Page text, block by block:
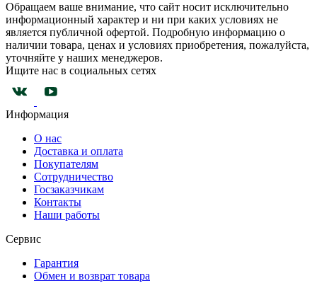
Обращаем ваше внимание, что сайт носит исключительно
информационный характер и ни при каких условиях не
является публичной офертой. Подробную информацию о
наличии товара, ценах и условиях приобретения, пожалуйста,
уточняйте у наших менеджеров.
Ищите нас в социальных сетях
Информация
О нас
Доставка и оплата
Покупателям
Сотрудничество
Госзаказчикам
Контакты
Наши работы
Сервис
Гарантия
Обмен и возврат товара